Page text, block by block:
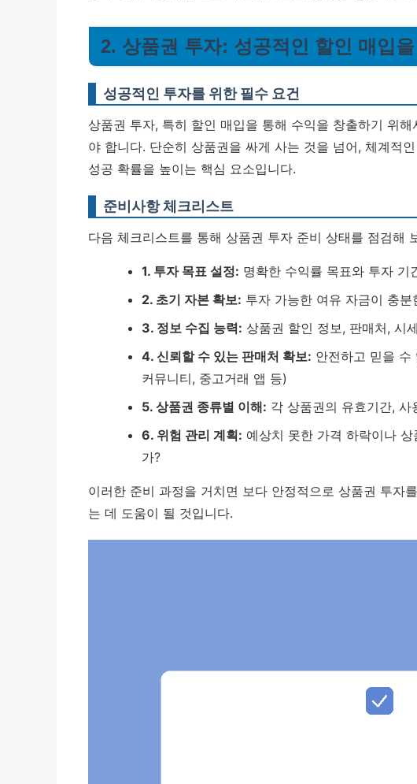
2. 상품권 투자: 성공적인 할인 매입
성공적인 투자를 위한 필수 요건
상품권 투자, 특히 할인 매입을 통해 수익을 창출하기 위
야 합니다. 단순히 상품권을 싸게 사는 것을 넘어, 체계적
성공 확률을 높이는 핵심 요소입니다.
준비사항 체크리스트
다음 체크리스트를 통해 상품권 투자 준비 상태를 점검해
1. 투자 목표 설정: 명확한 수익률 목표와 투자 기
2. 초기 자본 확보: 투자 가능한 여유 자금이 충
3. 정보 수집 능력: 상품권 할인 정보, 판매처, 시
4. 신뢰할 수 있는 판매처 확보: 안전하고 믿을 수
커뮤니티, 중고거래 앱 등)
5. 상품권 종류별 이해: 각 상품권의 유효기간,
6. 위험 관리 계획: 예상치 못한 가격 하락이나
가?
이러한 준비 과정을 거치면 보다 안정적으로 상품권 투자
는 데 도움이 될 것입니다.